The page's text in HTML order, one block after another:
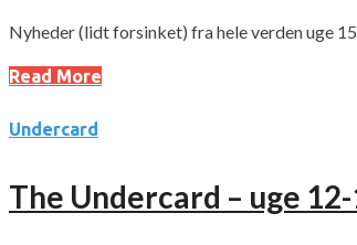
Nyheder (lidt forsinket) fra hele verden uge
Read More
Undercard
The Undercard – uge